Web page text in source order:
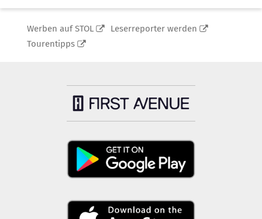
Werben auf STOL
Leserreporter werden
Tourentipps